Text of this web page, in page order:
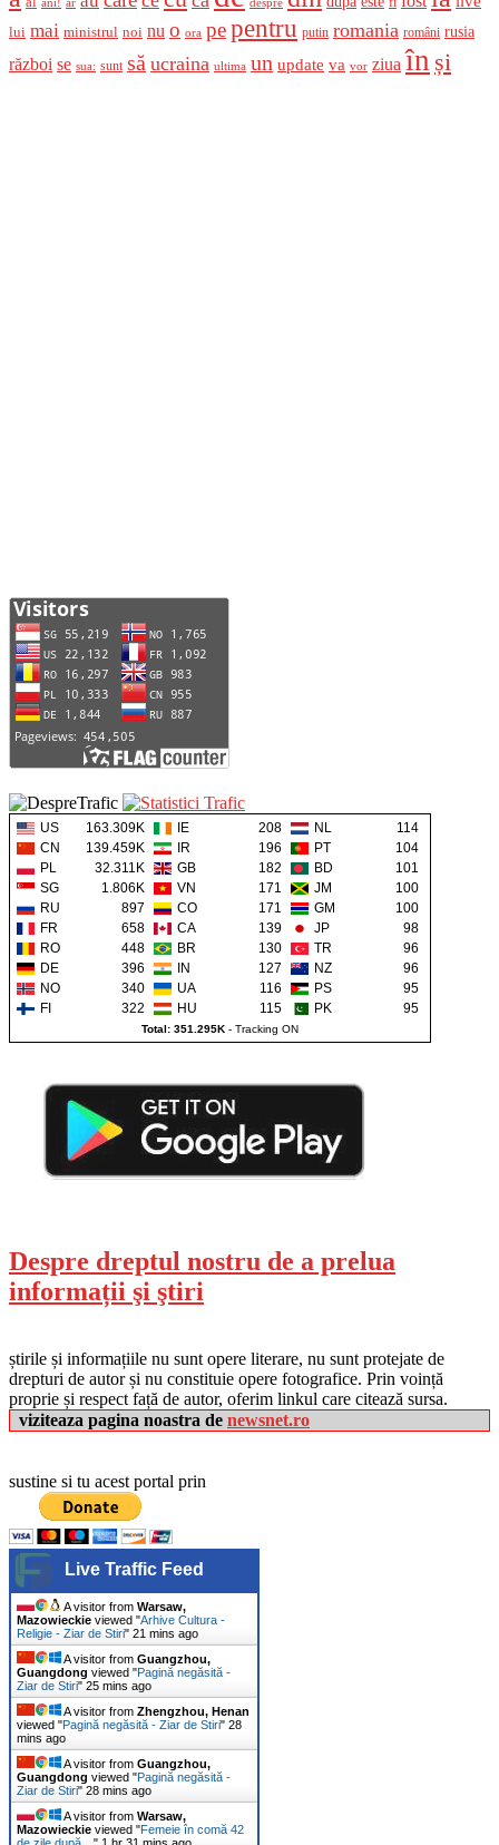
lui mai ministrul noi nu o ora pepentru putin romania români rusia
război se sua: sunt să ucraina ultima un update va vor ziua în și
US 163.309K IE 208 NL
114
CN
139.459K IR 196 PT
104
PL
32.311K GB 182 BD
101
SG
1.806K VN 171 JM
100
RU
897 CO 171 GM
100
FR
658 CA 139 JP
98
RO
448 BR 130 TR
96
DE
396 IN 127 NZ
96
NO
340 UA 116 PS
95
FI
322 HU 115 PK 95
Total: 351.295K - Tracking ON
Despre dreptul nostru de a prelua
informații şi ştiri
știrile și informațiile nu sunt opere literare, nu sunt protejate de
drepturi de autor și nu constituie opere fotografice. Prin voință
proprie și respect față de autor, oferim linkul care citează sursa.
viziteaza pagina noastra de newsnet.ro
sustine si tu acest portal prin
Live Traffic Feed
A visitor from Warsaw,
Mazowieckie viewed "Arhive Cultura -
Religie - Ziar de Stiri" 21 mins ago
A visitor from Guangzhou,
Guangdong viewed "Pagină negăsită -
Ziar de Stiri" 25 mins ago
A visitor from Zhengzhou, Henan
viewed "Pagină negăsită - Ziar de Stiri" 28
mins ago
A visitor from Guangzhou,
Guangdong viewed "Pagină negăsită -
Ziar de Stiri" 28 mins ago
A visitor from Warsaw,
Mazowieckie viewed "Femeie în comă 42